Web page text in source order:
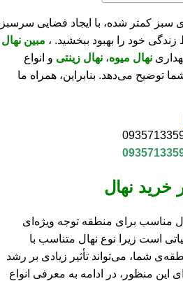
سبز کمتر شده، با ایجاد فضایی سرسبز
زندگی خود را بهبود ببخشید. ، مبین نهال
نهال‌ میوه، نهال زینتی و انواع
توضیح می‌دهد. بنابراین، همراه ما
خرید نهال
مناسب برای منطقه‌ توجه ویژه‌ای
است زیرا نوع نهال متناسب با
شما، می‌تواند تأثیر زیادی بر رشد
این منظور، در ادامه به معرفی انواع